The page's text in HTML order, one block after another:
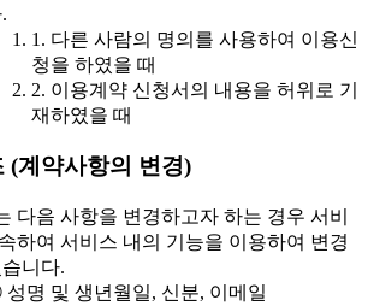
1. 다른 사람의 명의를 사용하여 이용신
청을 하였을 때
2. 이용계약 신청서의 내용을 허위로 기
재하였을 때
(계약사항의 변경)
다음 사항을 변경하고자 하는 경우 서비
하여 서비스 내의 기능을 이용하여 변경
니다.
명 및 생년월일, 신분, 이메일